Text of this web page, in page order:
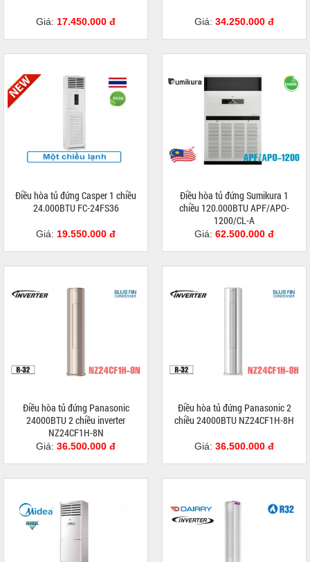
Giá: 17.450.000 đ Giá: 34.250.000 đ
Điều hòa tủ đứng Casper 1 chiều
24.000BTU FC-24FS36
Giá: 19.550.000 đ
Điều hòa tủ đứng Sumikura 1
chiều 120.000BTU APF/APO-
1200/CL-A
Giá: 62.500.000 đ
Điều hòa tủ đứng Panasonic
24000BTU 2 chiều inverter
NZ24CF1H-8N
Giá: 36.500.000 đ
Điều hòa tủ đứng Panasonic 2
chiều 24000BTU NZ24CF1H-8H
Giá: 36.500.000 đ